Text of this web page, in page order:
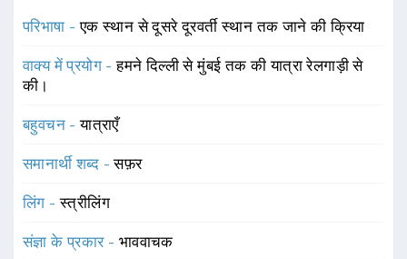
परिभाषा -एक स्थान से दूसरे दूरवर्ती स्थान तक जाने की क्रिया
वाक्य में प्रयोग -हमने दिल्ली से मुंबई तक की यात्रा रेलगाड़ी से
की।
बहुवचन -यात्राएँ
समानार्थी शब्द -सफ़र
लिंग -स्त्रीलिंग
संज्ञा के प्रकार - भाववाचक